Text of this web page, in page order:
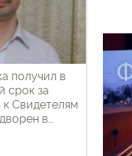
получил в
срок за
Свидетелям
в